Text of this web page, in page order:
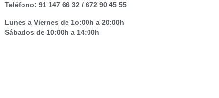
Teléfono: 91 147 66 32 / 672 90 45 55
Lunes a Viernes de 1o:00h a 20:00h
Sábados de 10:00h a 14:00h